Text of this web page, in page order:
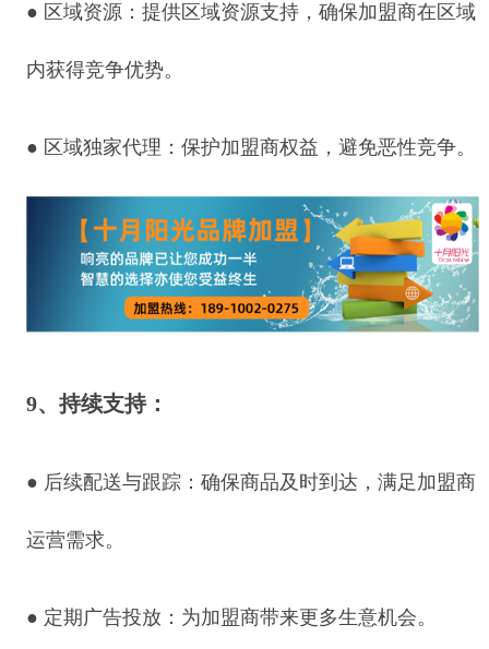
● 区域资源：提供区域资源支持，确保加盟商在区域
内获得竞争优势。
● 区域独家代理：保护加盟商权益，避免恶性竞争。
9、持续支持：
● 后续配送与跟踪：确保商品及时到达，满足加盟商
运营需求。
● 定期广告投放：为加盟商带来更多生意机会。